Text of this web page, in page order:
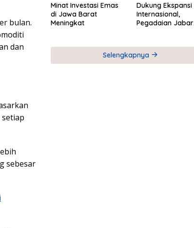
bulan.
dan
setiap
sebesar
Minat Investasi Emas
di Jawa Barat
Meningkat
Dukung Ekspansi
Internasional,
Pegadaian Jabar
Pegadaian Timor
Leste
Selengkapnya